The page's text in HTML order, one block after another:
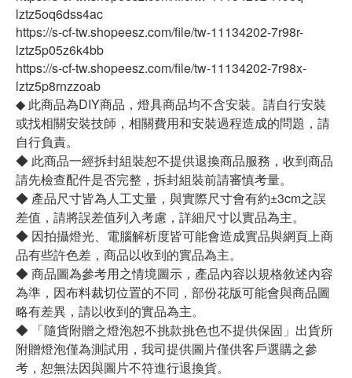
lztz5oq6dss4ac
https://s-cf-tw.shopeesz.com/file/tw-11134202-7r98r-
lztz5p05z6k4bb
https://s-cf-tw.shopeesz.com/file/tw-11134202-7r98x-
lztz5p8rnzzoab
◆ 此商品為DIY商品，燈具商品均不含安裝。請自行安裝
或找相關安裝技師，相關費用和安裝過程造成的問題，請
自行負責。
◆ 此商品一經拆封組裝恕不提供退換商品服務，收到商品
請先檢查配件是否完整，拆封組裝前請審慎考量。
◆ 產品尺寸皆為人工丈量，與實際尺寸會有約±3cm之誤
差值，請將誤差值列入考慮，詳細尺寸以實品為主。
◆ 因拍攝燈光、電腦解析度皆可能會造成實品與網頁上商
品有些許色差，商品以收到的實品為主。
◆ 商品圖為參考用之情境圖示，產品內容以規格敘述內容
為準，因布料裁切位置的不同，部份花版可能會與商品圖
略有差異，請以收到的實品為主。
◆ 「隨貨附贈之燈泡恕不挑款挑色也不提供保固」出貨所
附贈燈泡僅為測試用，我司提供圖片僅供客戶選購之參
考，恕無法因與圖片不符進行退換貨。